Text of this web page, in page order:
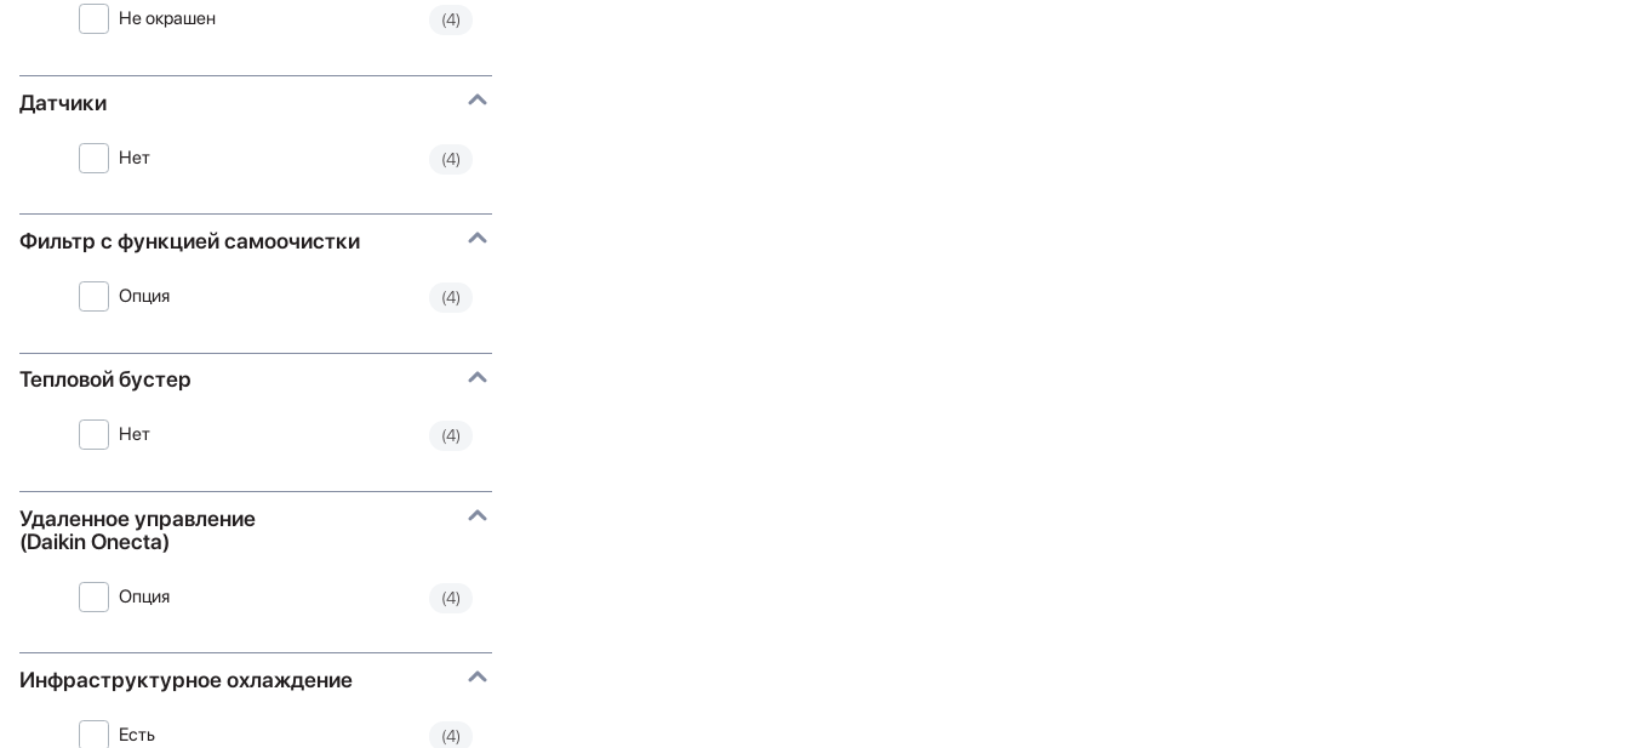
Не окрашен (4)
Датчики
Нет (4)
Фильтр с функцией самоочистки
Опция (4)
Тепловой бустер
Нет (4)
Удаленное управление
(Daikin Onecta)
Опция (4)
Инфраструктурное охлаждение
Есть (4)